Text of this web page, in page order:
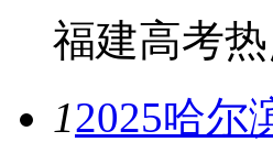
福建高考
12025哈尔